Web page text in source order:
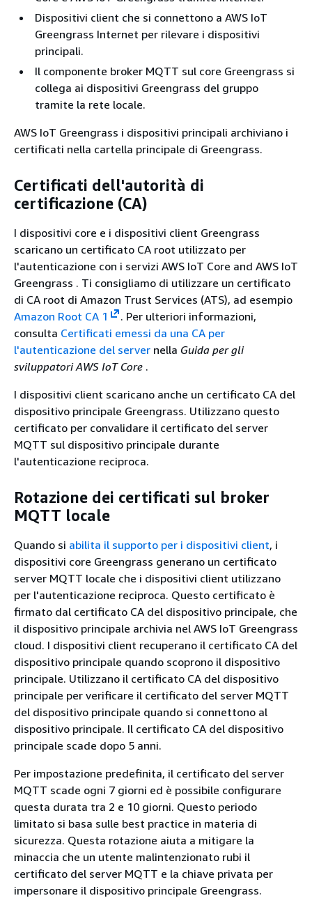
Dispositivi client che si connettono a AWS IoT
Greengrass Internet per rilevare i dispositivi
principali.
Il componente broker MQTT sul core Greengrass si
collega ai dispositivi Greengrass del gruppo
tramite la rete locale.
AWS IoT Greengrass i dispositivi principali archiviano i
certificati nella cartella principale di Greengrass.
Certificati dell'autorità di
certificazione (CA)
I dispositivi core e i dispositivi client Greengrass
scaricano un certificato CA root utilizzato per
l'autenticazione con i servizi AWS IoT Core and AWS IoT
Greengrass . Ti consigliamo di utilizzare un certificato
di CA root di Amazon Trust Services (ATS), ad esempio
Amazon Root CA 1
. Per ulteriori informazioni,
consulta Certificati emessi da una CA per
l'autenticazione del server nella Guida per gli
sviluppatori AWS IoT Core .
I dispositivi client scaricano anche un certificato CA del
dispositivo principale Greengrass. Utilizzano questo
certificato per convalidare il certificato del server
MQTT sul dispositivo principale durante
l'autenticazione reciproca.
Rotazione dei certificati sul broker
MQTT locale
Quando si abilita il supporto per i dispositivi client, i
dispositivi core Greengrass generano un certificato
server MQTT locale che i dispositivi client utilizzano
per l'autenticazione reciproca. Questo certificato è
firmato dal certificato CA del dispositivo principale, che
il dispositivo principale archivia nel AWS IoT Greengrass
cloud. I dispositivi client recuperano il certificato CA del
dispositivo principale quando scoprono il dispositivo
principale. Utilizzano il certificato CA del dispositivo
principale per verificare il certificato del server MQTT
del dispositivo principale quando si connettono al
dispositivo principale. Il certificato CA del dispositivo
principale scade dopo 5 anni.
Per impostazione predefinita, il certificato del server
MQTT scade ogni 7 giorni ed è possibile configurare
questa durata tra 2 e 10 giorni. Questo periodo
limitato si basa sulle best practice in materia di
sicurezza. Questa rotazione aiuta a mitigare la
minaccia che un utente malintenzionato rubi il
certificato del server MQTT e la chiave privata per
impersonare il dispositivo principale Greengrass.